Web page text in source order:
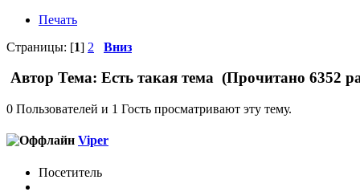
Печать
Страницы: [1] 2 Вниз
Автор Тема: Есть такая тема (Прочитано 6352
0 Пользователей и 1 Гость просматривают эту тему.
Viper
Посетитель